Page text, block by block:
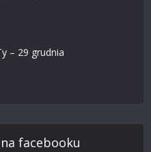
– 29 grudnia
facebooku